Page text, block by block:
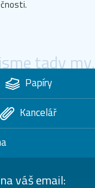
tady my.
Papíry
Kancelář
váš email: